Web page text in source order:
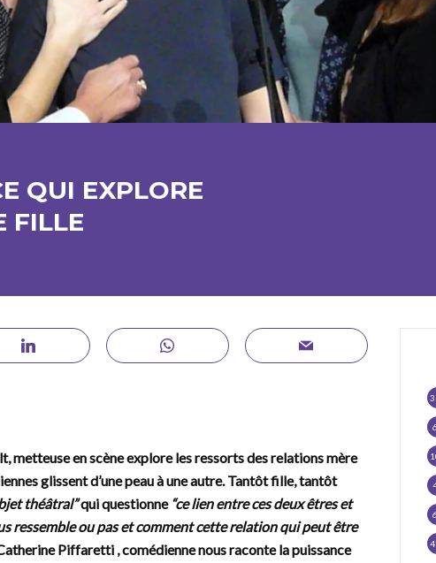
QUI EXPLORE
FILLE
metteuse en scène explore les ressorts des relations mère
glissent d’une peau à une autre. Tantôt fille, tantôt
théâtral”qui questionne “ce lien entre ces deux êtres et
ressemble ou pas et comment cette relation qui peut être
Piffaretti , comédienne nous raconte la puissance